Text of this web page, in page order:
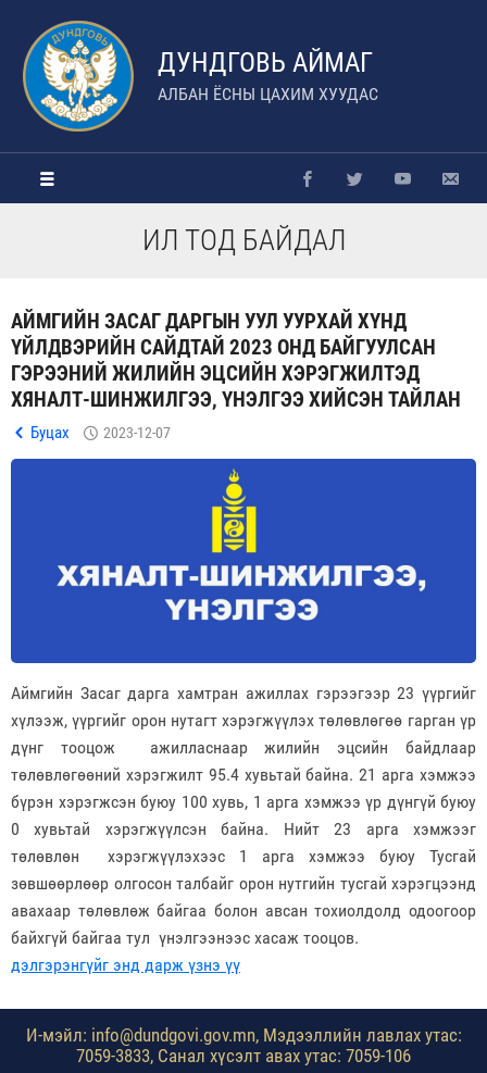
ДУНДГОВЬ АЙМАГ
АЛБАН ЁСНЫ ЦАХИМ ХУУДАС
ИЛ ТОД БАЙДАЛ
АЙМГИЙН ЗАСАГ ДАРГЫН УУЛ УУРХАЙ ХҮНД
ҮЙЛДВЭРИЙН САЙДТАЙ 2023 ОНД БАЙГУУЛСАН
ГЭРЭЭНИЙ ЖИЛИЙН ЭЦСИЙН ХЭРЭГЖИЛТЭД
ХЯНАЛТ-ШИНЖИЛГЭЭ, ҮНЭЛГЭЭ ХИЙСЭН ТАЙЛАН
Буцах 2023-12-07
Аймгийн Засаг дарга хамтран ажиллах гэрээгээр 23 үүргийг
хүлээж, үүргийг орон нутагт хэрэгжүүлэх төлөвлөгөө гарган үр
дүнг тооцож ажилласнаар жилийн эцсийн байдлаар
төлөвлөгөөний хэрэгжилт 95.4 хувьтай байна. 21 арга хэмжээ
бүрэн хэрэгжсэн буюу 100 хувь, 1 арга хэмжээ үр дүнгүй буюу
0 хувьтай хэрэгжүүлсэн байна. Нийт 23 арга хэмжээг
төлөвлөн хэрэгжүүлэхээс 1 арга хэмжээ буюу Тусгай
зөвшөөрлөөр олгосон талбайг орон нутгийн тусгай хэрэгцээнд
авахаар төлөвлөж байгаа болон авсан тохиолдолд одоогоор
байхгүй байгаа тул үнэлгээнээс хасаж тооцов.
дэлгэрэнгүйг энд дарж үзнэ үү
И-мэйл: info@dundgovi.gov.mn, Мэдээллийн лавлах утас:
7059-3833, Санал хүсэлт авах утас: 7059-106